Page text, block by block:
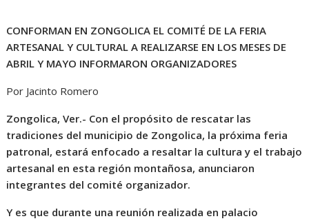
CONFORMAN EN ZONGOLICA EL COMITÉ DE LA FERIA
ARTESANAL Y CULTURAL A REALIZARSE EN LOS MESES DE
ABRIL Y MAYO INFORMARON ORGANIZADORES
Por Jacinto Romero
Zongolica, Ver.- Con el propósito de rescatar las
tradiciones del municipio de Zongolica, la próxima feria
patronal, estará enfocado a resaltar la cultura y el trabajo
artesanal en esta región montañosa, anunciaron
integrantes del comité organizador.
Y es que durante una reunión realizada en palacio